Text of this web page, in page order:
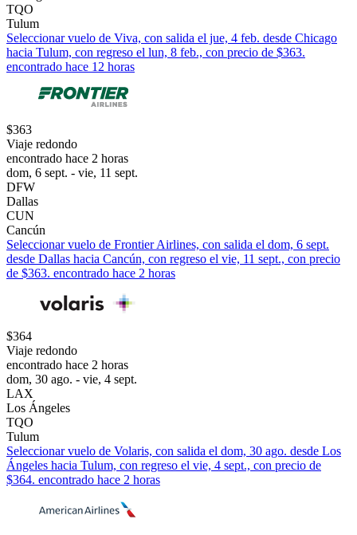
TQO
Tulum
Seleccionar vuelo de Viva, con salida el jue, 4 feb. desde Chicago
hacia Tulum, con regreso el lun, 8 feb., con precio de $363.
encontrado hace 12 horas
$363
Viaje redondo
encontrado hace 2 horas
dom, 6 sept. - vie, 11 sept.
DFW
Dallas
CUN
Cancún
Seleccionar vuelo de Frontier Airlines, con salida el dom, 6 sept.
desde Dallas hacia Cancún, con regreso el vie, 11 sept., con precio
de $363. encontrado hace 2 horas
$364
Viaje redondo
encontrado hace 2 horas
dom, 30 ago. - vie, 4 sept.
LAX
Los Ángeles
TQO
Tulum
Seleccionar vuelo de Volaris, con salida el dom, 30 ago. desde Los
Ángeles hacia Tulum, con regreso el vie, 4 sept., con precio de
$364. encontrado hace 2 horas